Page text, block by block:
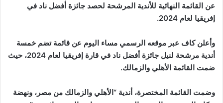
عن القائمة النهائية للأندية المرشحة لحصد جائزة أفضل ناد في
إفريقيا لعام 2024.
وأعلن كاف عبر موقعه الرسمي مساء اليوم عن قائمة تضم خمسة
أندية مرشحة لنيل جائزة أفضل ناد في قارة إفريقيا لعام 2024، حيث
ضمت القائمة الأهلي والزمالك.
وضمت القائمة المختصرة، أندية “الأهلي والزمالك من مصر، ونهضة